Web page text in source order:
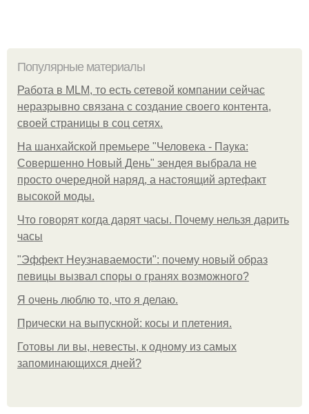
Популярные материалы
Работа в MLM, то есть сетевой компании сейчас
неразрывно связана с создание своего контента,
своей страницы в соц сетях.
На шанхайской премьере "Человека - Паука:
Совершенно Новый День" зендея выбрала не
просто очередной наряд, а настоящий артефакт
высокой моды.
Что говорят когда дарят часы. Почему нельзя дарить
часы
"Эффект Неузнаваемости": почему новый образ
певицы вызвал споры о гранях возможного?
Я очень люблю то, что я делаю.
Прически на выпускной: косы и плетения.
Готовы ли вы, невесты, к одному из самых
запоминающихся дней?